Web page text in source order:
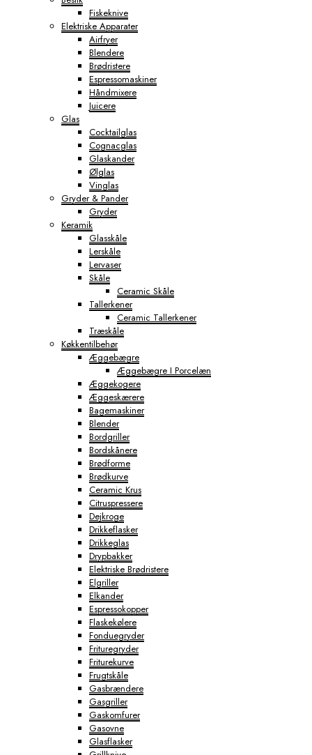
Fiskeknive
Elektriske Apparater
Airfryer
Blendere
Brødristere
Espressomaskiner
Håndmixere
Juicere
Glas
Cocktailglas
Cognacglas
Glaskander
Ølglas
Vinglas
Gryder & Pander
Gryder
Keramik
Glasskåle
Lerskåle
Lervaser
Skåle
Ceramic Skåle
Tallerkener
Ceramic Tallerkener
Træskåle
Køkkentilbehør
Æggebægre
Æggebægre I Porcelæn
Æggekogere
Æggeskærere
Bagemaskiner
Blender
Bordgriller
Bordskånere
Brødforme
Brødkurve
Ceramic Krus
Citruspressere
Dejkroge
Drikkeflasker
Drikkeglas
Drypbakker
Elektriske Brødristere
Elgriller
Elkander
Espressokopper
Flaskekølere
Fonduegryder
Frituregryder
Friturekurve
Frugtskåle
Gasbrændere
Gasgriller
Gaskomfurer
Gasovne
Glasflasker